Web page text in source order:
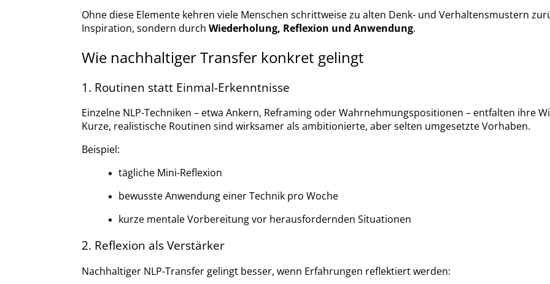
Ohne diese Elemente kehren viele Menschen schrittweise zu alten Denk- und Verhaltensmustern
Inspiration, sondern durch Wiederholung, Reflexion und Anwendung.
Wie nachhaltiger Transfer konkret gelingt
1. Routinen statt Einmal-Erkenntnisse
Einzelne NLP-Techniken – etwa Ankern, Reframing oder Wahrnehmungspositionen – entfalten ihre
Kurze, realistische Routinen sind wirksamer als ambitionierte, aber selten umgesetzte Vorhaben.
Beispiel:
tägliche Mini-Reflexion
bewusste Anwendung einer Technik pro Woche
kurze mentale Vorbereitung vor herausfordernden Situationen
2. Reflexion als Verstärker
Nachhaltiger NLP-Transfer gelingt besser, wenn Erfahrungen reflektiert werden: